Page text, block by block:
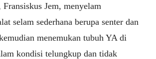
Jem, menyelam
selam sederhana berupa senter dan
menemukan tubuh YA di
kondisi telungkup dan tidak